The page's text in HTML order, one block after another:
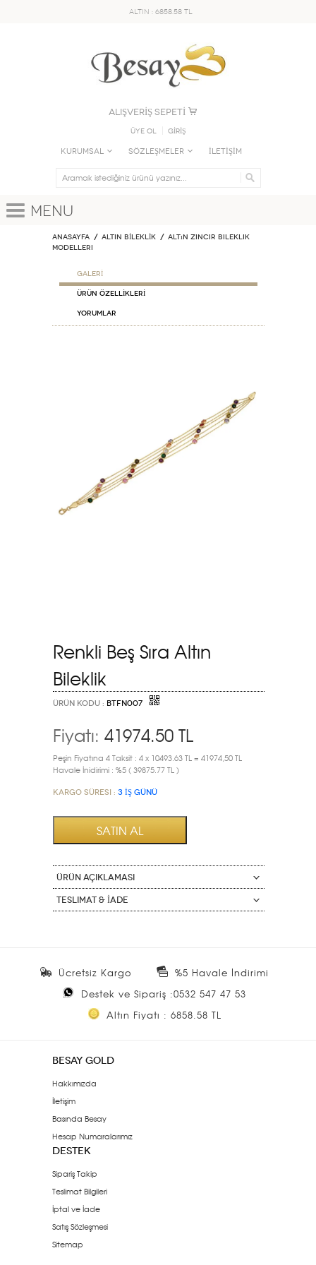
ALTIN : 6858.58 TL
ALIŞVERİŞ SEPETİ
Üye Ol GİRİŞ
KURUMSAL SÖZLEŞMELER İLETİŞİM
Menu
Anasayfa ALTIN BİLEKLİK
Altın Zincir Bileklik
Modelleri
GALERİ
ÜRÜN ÖZELLİKLERİ
Yorumlar
Renkli Beş Sıra Altın
Bileklik
ÜRÜN KODU : BTFN007
Fiyatı: 41974.50 TL
Peşin Fiyatına 4 Taksit : 4 x 10493.63 TL = 41974,50 TL
Havale İnidirimi : %5 ( 39875.77 TL )
Kargo Süresi : 3 İŞ GÜNÜ
ÜRÜN AÇIKLAMASI
Teslimat & İade
Ücretsiz Kargo
%5 Havale İndirimi
Destek ve Sipariş :0532 547 47 53
Altın Fiyatı : 6858.58 TL
BESAY GOLD
Hakkımızda
İletişim
Basında Besay
Hesap Numaralarımız
DESTEK
Sipariş Takip
Teslimat Bilgileri
İptal ve İade
Satış Sözleşmesi
Sitemap